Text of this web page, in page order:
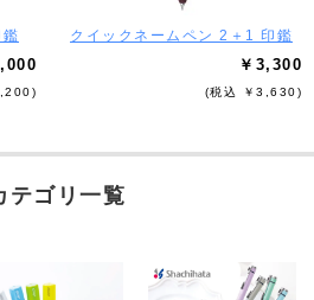
クイックネームペン 2＋1 印鑑
￥3,300
(税込 ￥3,630)
テゴリ一覧